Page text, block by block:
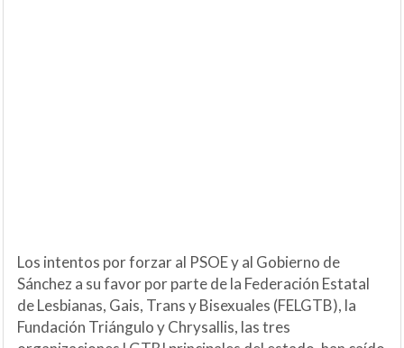
Los intentos por forzar al PSOE y al Gobierno de
Sánchez a su favor por parte de la Federación Estatal
de Lesbianas, Gais, Trans y Bisexuales (FELGTB), la
Fundación Triángulo y Chrysallis, las tres